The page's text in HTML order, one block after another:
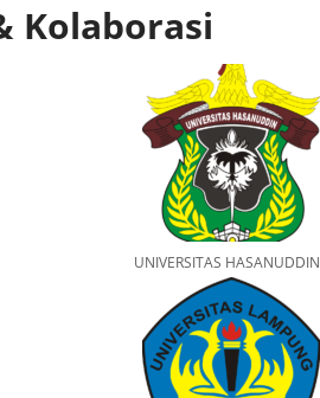
Kolaborasi
UNIVERSITAS HASANUDDIN